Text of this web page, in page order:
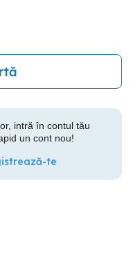
intră în contul tău
un cont nou!
te